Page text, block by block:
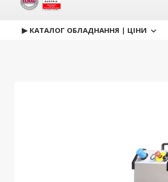
▶ КАТАЛОГ ОБЛАДНАННЯ | ЦІНИ